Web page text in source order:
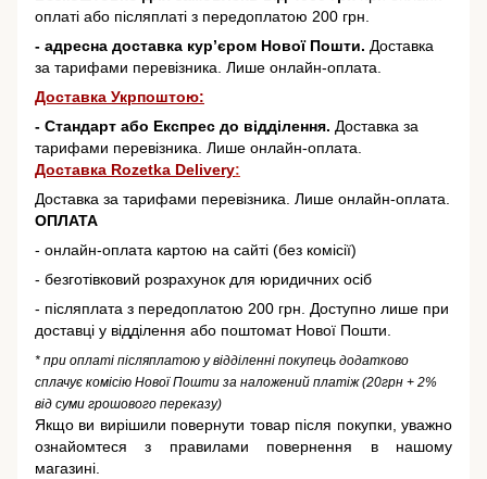
оплаті або післяплаті з передоплатою 200 грн.
- адресна доставка кур’єром Нової Пошти. Доставка
за тарифами перевізника. Лише онлайн-оплата.
Доставка Укрпоштою:
- Стандарт або Експрес до відділення. Доставка за
тарифами перевізника. Лише онлайн-оплата.
Доставка Rozetka Delivery:
Доставка за тарифами перевізника. Лише онлайн-оплата.
ОПЛАТА
- онлайн-оплата картою на сайті (без комісії)
- безготівковий розрахунок для юридичних осіб
- післяплата з передоплатою 200 грн. Доступно лише при
доставці у відділення або поштомат Нової Пошти.
* при оплаті післяплатою у відділенні покупець додатково
сплачує комісію Нової Пошти за наложений платіж (20грн + 2%
від суми грошового переказу)
Якщо ви вирішили повернути товар після покупки, уважно
ознайомтеся з правилами повернення в нашому
магазині.